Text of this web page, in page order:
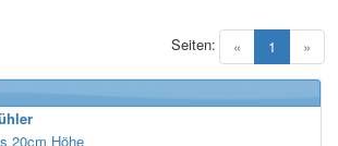
« 1 (current)
»
Seiten:
20cm Höhe